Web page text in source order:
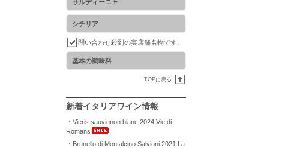
サルディーニャ
シチリア
問い合わせ殺到の実店舗名物です。
基本の調味料
TOPに戻る
新着イタリアワイン情報
・Vieris sauvignon blanc 2024 Vie di
Romans
・Brunello di Montalcino Salvioni 2021 La